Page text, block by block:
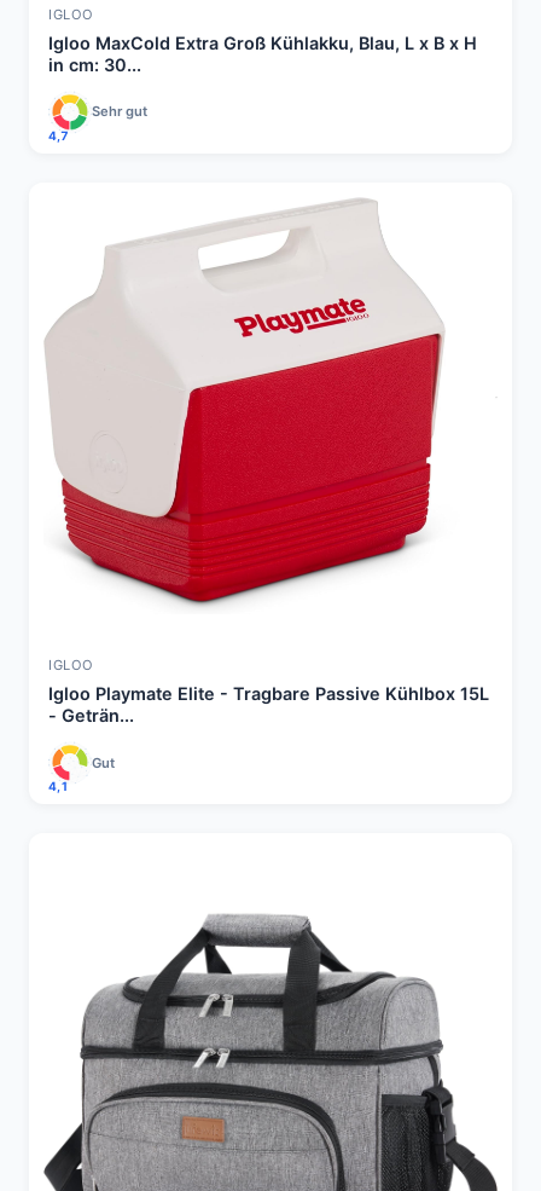
IGLOO
Igloo MaxCold Extra Groß Kühlakku, Blau, L x B x H
in cm: 30...
4,7
Sehr gut
IGLOO
Igloo Playmate Elite - Tragbare Passive Kühlbox 15L
- Geträn...
4,1
Gut